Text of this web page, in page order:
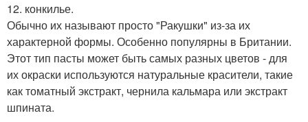
12. конкилье.
Обычно их называют просто "Ракушки" из-за их
характерной формы. Особенно популярны в Британии.
Этот тип пасты может быть самых разных цветов - для
их окраски используются натуральные красители, такие
как томатный экстракт, чернила кальмара или экстракт
шпината.